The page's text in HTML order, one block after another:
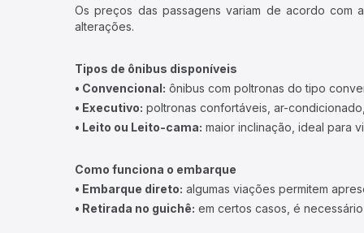
Os preços das passagens variam de acordo com
alterações.
Tipos de ônibus disponíveis
• Convencional: ônibus com poltronas do tipo
• Executivo: poltronas confortáveis, ar-
• Leito ou Leito-cama: maior inclinação, ideal para
Como funciona o embarque
• Embarque direto: algumas viações permitem
• Retirada no guichê: em certos casos, é